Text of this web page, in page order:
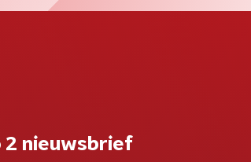
2 nieuwsbrief